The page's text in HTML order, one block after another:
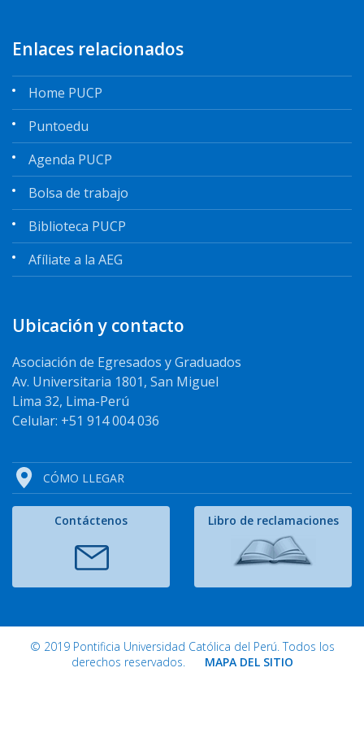
Enlaces relacionados
Home PUCP
Puntoedu
Agenda PUCP
Bolsa de trabajo
Biblioteca PUCP
Afíliate a la AEG
Ubicación y contacto
Asociación de Egresados y Graduados
Av. Universitaria 1801, San Miguel
Lima 32, Lima-Perú
Celular: +51 914 004 036
CÓMO LLEGAR
Contáctenos Libro de reclamaciones
© 2019 Pontificia Universidad Católica del Perú. Todos los
derechos reservados. MAPA DEL SITIO